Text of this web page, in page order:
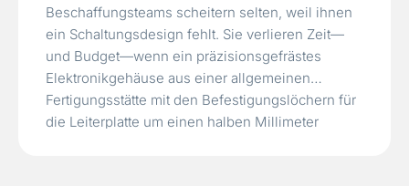
Beschaffungsteams scheitern selten, weil ihnen
ein Schaltungsdesign fehlt. Sie verlieren Zeit—
und Budget—wenn ein präzisionsgefrästes
Elektronikgehäuse aus einer allgemeinen
Fertigungsstätte mit den Befestigungslöchern für
die Leiterplatte um einen halben Millimeter